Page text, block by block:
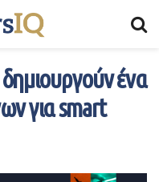
δημιουργούν ένα
για smart